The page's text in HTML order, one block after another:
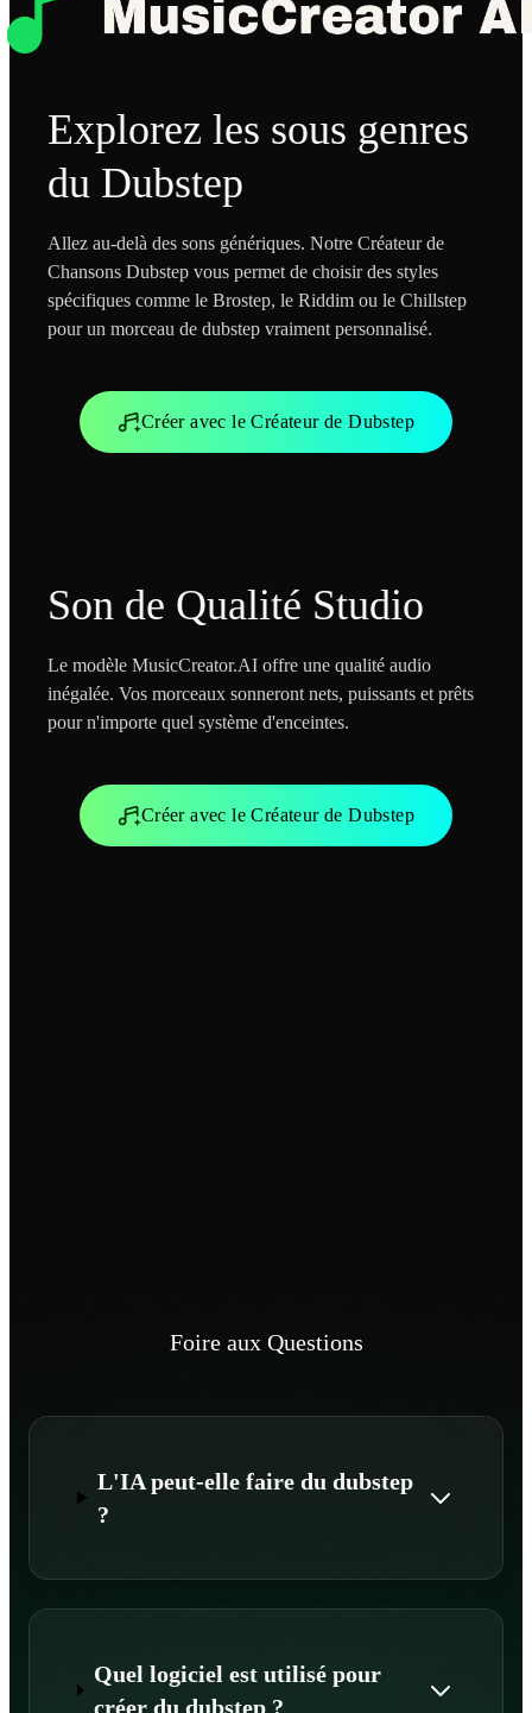
Explorez les sous genres
du Dubstep
Allez au-delà des sons génériques. Notre Créateur de
Chansons Dubstep vous permet de choisir des styles
spécifiques comme le Brostep, le Riddim ou le Chillstep
pour un morceau de dubstep vraiment personnalisé.
Créer avec le Créateur de Dubstep
Son de Qualité Studio
Le modèle MusicCreator.AI offre une qualité audio
inégalée. Vos morceaux sonneront nets, puissants et prêts
pour n'importe quel système d'enceintes.
Créer avec le Créateur de Dubstep
Foire aux Questions
L'IA peut-elle faire du dubstep
?
Quel logiciel est utilisé pour
créer du dubstep ?